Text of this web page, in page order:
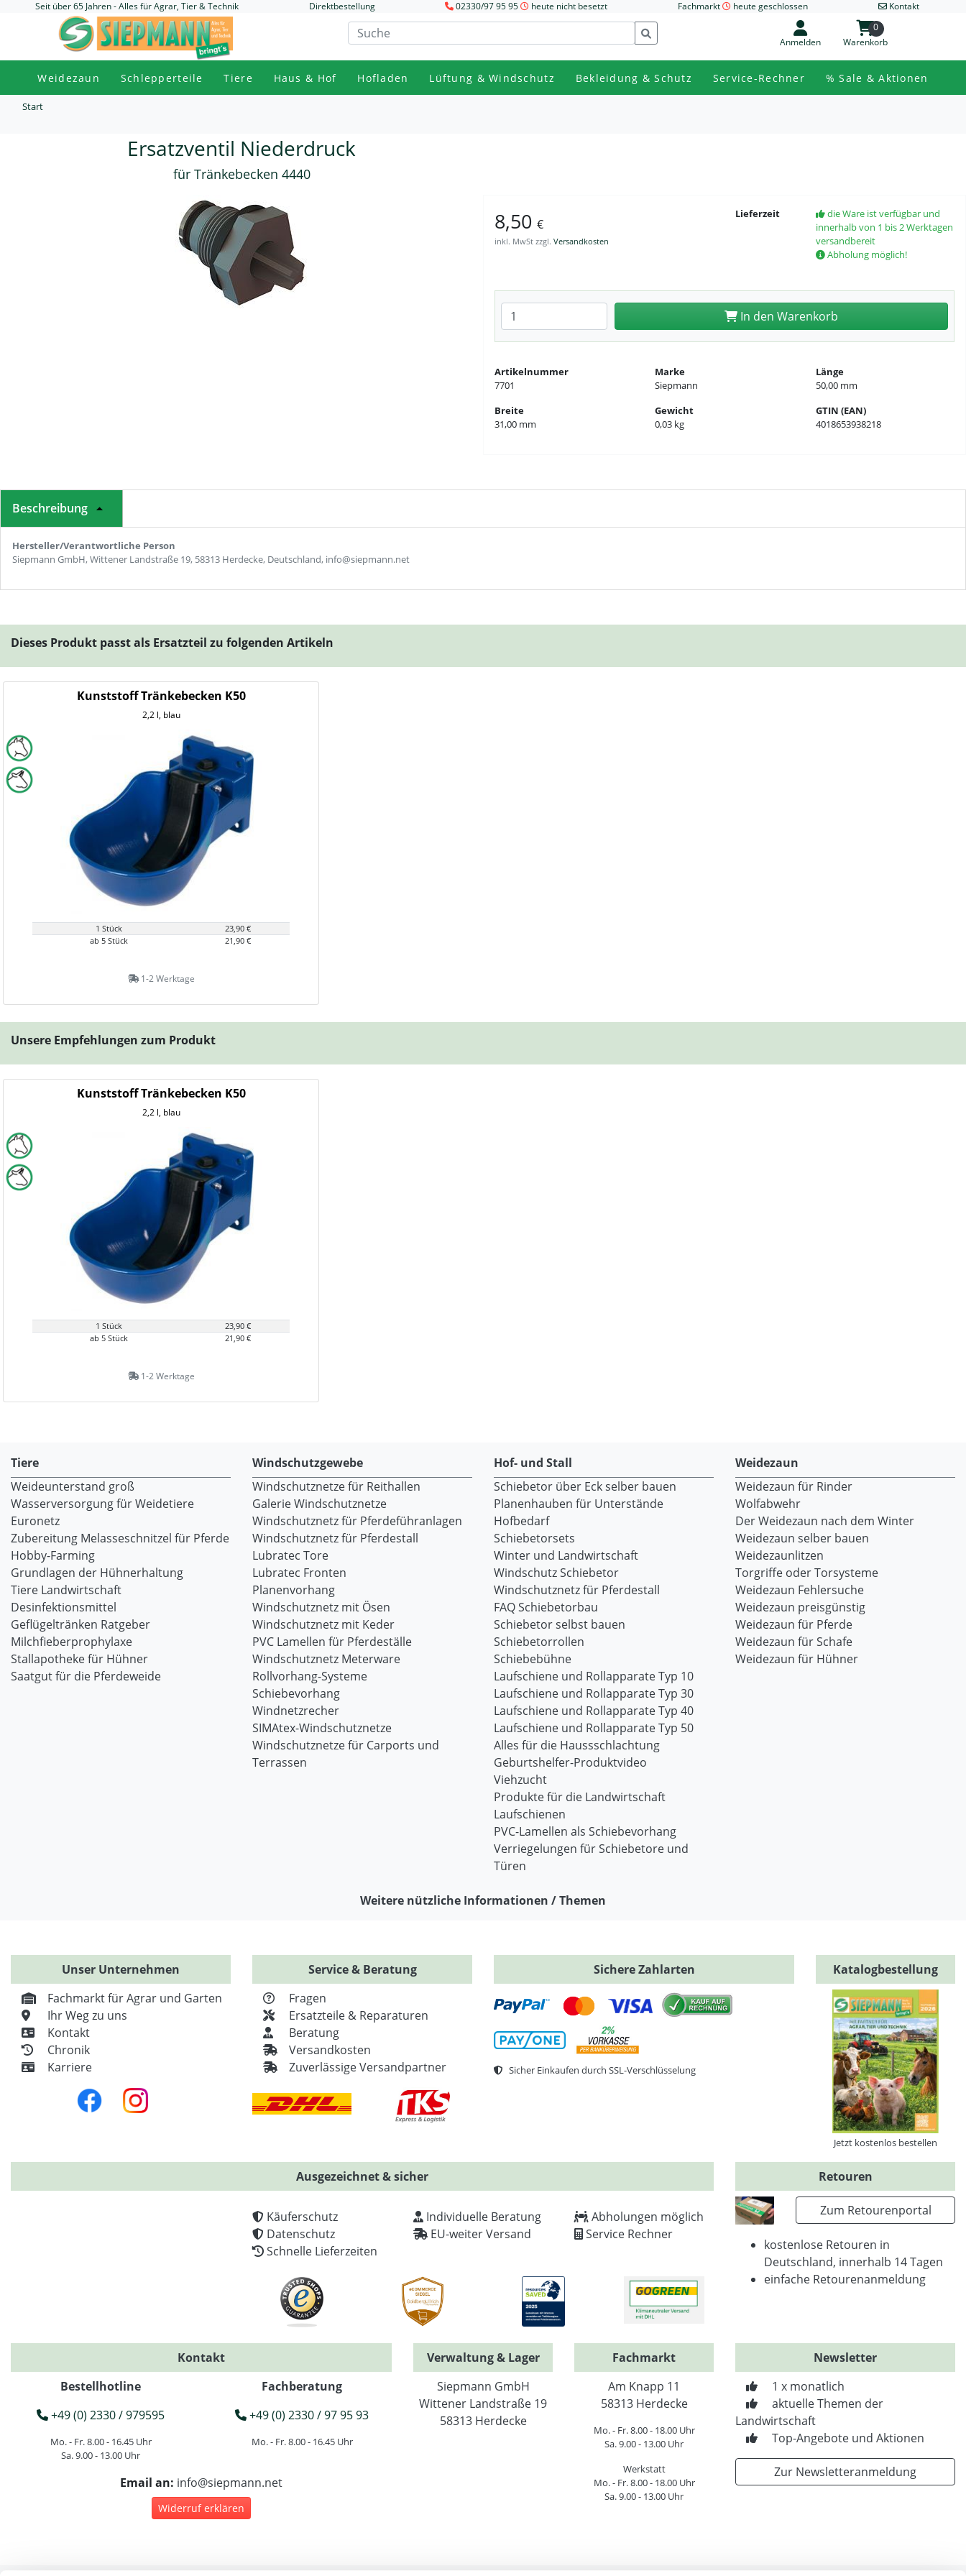
Seit über 65 Jahren - Alles für Agrar, Tier & Technik Direktbestellung 02330/97 95 95 heute nicht besetzt Fachmarkt heute geschlossen Kontakt
Anmelden Warenkorb
0
Weidezaun Schlepperteile Tiere Haus & Hof Hofladen Lüftung & Windschutz Bekleidung & Schutz Service-Rechner % Sale & Aktionen
Start
Ersatzventil Niederdruck
für Tränkebecken 4440
8,50 €
inkl. MwSt zzgl. Versandkosten
Lieferzeit
die Ware ist verfügbar und
innerhalb von 1 bis 2 Werktagen
versandbereit
Abholung möglich!
Anzahl eingeben In den Warenkorb
Artikelnummer
7701
Marke
Siepmann
Länge
50,00 mm
Breite
31,00 mm
Gewicht
0,03 kg
GTIN (EAN)
4018653938218
Beschreibung
Hersteller/Verantwortliche Person
Siepmann GmbH, Wittener Landstraße 19, 58313 Herdecke, Deutschland, info@siepmann.net
Dieses Produkt passt als Ersatzteil zu folgenden Artikeln
Kunststoff Tränkebecken K50
2,2 l, blau
1 Stück
23,90 €
ab 5 Stück
21,90 €
1-2 Werktage
Unsere Empfehlungen zum Produkt
Kunststoff Tränkebecken K50
2,2 l, blau
1 Stück
23,90 €
ab 5 Stück
21,90 €
1-2 Werktage
Tiere
Weideunterstand groß
Wasserversorgung für Weidetiere
Euronetz
Zubereitung Melasseschnitzel für Pferde
Hobby-Farming
Grundlagen der Hühnerhaltung
Tiere Landwirtschaft
Desinfektionsmittel
Geflügeltränken Ratgeber
Milchfieberprophylaxe
Stallapotheke für Hühner
Saatgut für die Pferdeweide
Windschutzgewebe
Windschutznetze für Reithallen
Galerie Windschutznetze
Windschutznetz für Pferdeführanlagen
Windschutznetz für Pferdestall
Lubratec Tore
Lubratec Fronten
Planenvorhang
Windschutznetz mit Ösen
Windschutznetz mit Keder
PVC Lamellen für Pferdeställe
Windschutznetz Meterware
Rollvorhang-Systeme
Schiebevorhang
Windnetzrecher
SIMAtex-Windschutznetze
Windschutznetze für Carports und
Terrassen
Hof- und Stall
Schiebetor über Eck selber bauen
Planenhauben für Unterstände
Hofbedarf
Schiebetorsets
Winter und Landwirtschaft
Windschutz Schiebetor
Windschutznetz für Pferdestall
FAQ Schiebetorbau
Schiebetor selbst bauen
Schiebetorrollen
Schiebebühne
Laufschiene und Rollapparate Typ 10
Laufschiene und Rollapparate Typ 30
Laufschiene und Rollapparate Typ 40
Laufschiene und Rollapparate Typ 50
Alles für die Haussschlachtung
Geburtshelfer-Produktvideo
Viehzucht
Produkte für die Landwirtschaft
Laufschienen
PVC-Lamellen als Schiebevorhang
Verriegelungen für Schiebetore und
Türen
Weidezaun
Weidezaun für Rinder
Wolfabwehr
Der Weidezaun nach dem Winter
Weidezaun selber bauen
Weidezaunlitzen
Torgriffe oder Torsysteme
Weidezaun Fehlersuche
Weidezaun preisgünstig
Weidezaun für Pferde
Weidezaun für Schafe
Weidezaun für Hühner
Weitere nützliche Informationen / Themen
Unser Unternehmen
Fachmarkt für Agrar und Garten
Ihr Weg zu uns
Kontakt
Chronik
Karriere
Service & Beratung
Fragen
Ersatzteile & Reparaturen
Beratung
Versandkosten
Zuverlässige Versandpartner
Sichere Zahlarten
Sicher Einkaufen durch SSL-Verschlüsselung
Katalogbestellung
Jetzt kostenlos bestellen
Ausgezeichnet & sicher
Käuferschutz
Datenschutz
Schnelle Lieferzeiten
Individuelle Beratung
EU-weiter Versand
Abholungen möglich
Service Rechner
Retouren
Zum Retourenportal
kostenlose Retouren in
Deutschland, innerhalb 14 Tagen
einfache Retourenanmeldung
Kontakt
Bestellhotline
+49 (0) 2330 / 979595
Mo. - Fr. 8.00 - 16.45 Uhr
Sa. 9.00 - 13.00 Uhr
Fachberatung
+49 (0) 2330 / 97 95 93
Mo. - Fr. 8.00 - 16.45 Uhr
Email an: info@siepmann.net
Widerruf erklären
Verwaltung & Lager
Siepmann GmbH
Wittener Landstraße 19
58313 Herdecke
Fachmarkt
Am Knapp 11
58313 Herdecke
Mo. - Fr. 8.00 - 18.00 Uhr
Sa. 9.00 - 13.00 Uhr
Werkstatt
Mo. - Fr. 8.00 - 18.00 Uhr
Sa. 9.00 - 13.00 Uhr
Newsletter
1 x monatlich
aktuelle Themen der
Landwirtschaft
Top-Angebote und Aktionen
Zur Newsletteranmeldung